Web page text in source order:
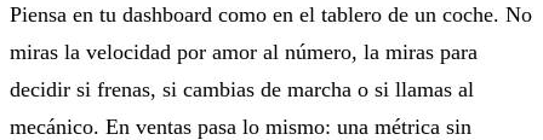
Piensa en tu dashboard como en el tablero de un coche. No
miras la velocidad por amor al número, la miras para
decidir si frenas, si cambias de marcha o si llamas al
mecánico. En ventas pasa lo mismo: una métrica sin